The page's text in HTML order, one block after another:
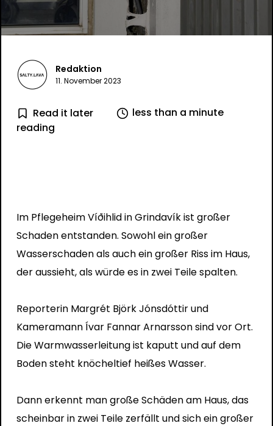
Redaktion
11. November 2023
Read it later
less than a minute
reading
Im Pflegeheim Víðihlid in Grindavík ist großer
Schaden entstanden. Sowohl ein großer
Wasserschaden als auch ein großer Riss im Haus,
der aussieht, als würde es in zwei Teile spalten.
Reporterin Margrét Björk Jónsdóttir und
Kameramann Ívar Fannar Arnarsson sind vor Ort.
Die Warmwasserleitung ist kaputt und auf dem
Boden steht knöcheltief heißes Wasser.
Dann erkennt man große Schäden am Haus, das
scheinbar in zwei Teile zerfällt und sich ein großer